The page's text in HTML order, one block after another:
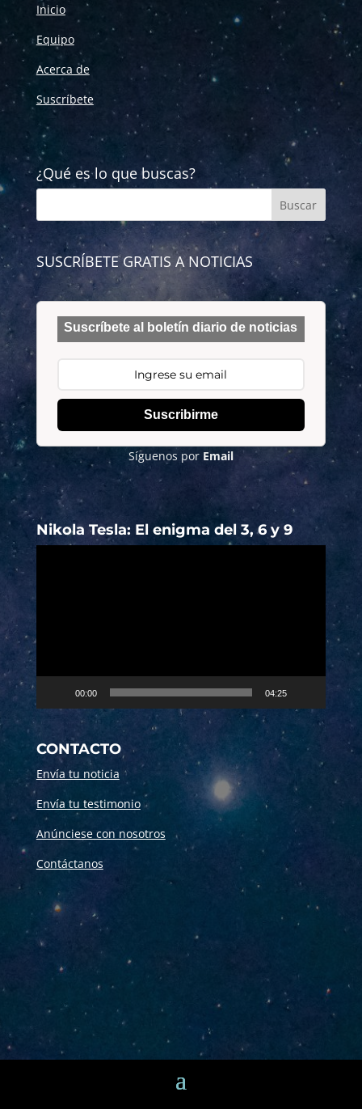
Inicio
Equipo
Acerca de
Suscríbete
¿Qué es lo que buscas?
SUSCRÍBETE GRATIS A NOTICIAS
Suscríbete al boletín diario de noticias
Suscribirme
Síguenos por Email
Nikola Tesla: El enigma del 3, 6 y 9
00:00 04:25
CONTACTO
Envía tu noticia
Envía tu testimonio
Anúnciese con nosotros
Contáctanos